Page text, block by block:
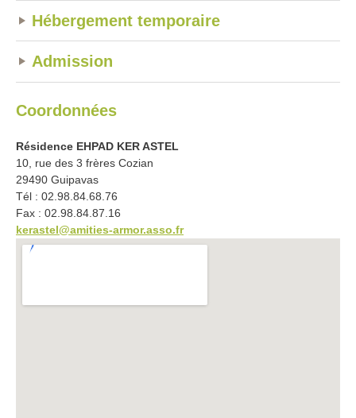
Hébergement temporaire
Admission
Coordonnées
Résidence EHPAD KER ASTEL
10, rue des 3 frères Cozian
29490 Guipavas
Tél : 02.98.84.68.76
Fax : 02.98.84.87.16
kerastel@amities-armor.asso.fr